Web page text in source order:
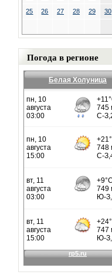
25 26 27 28 29 30
Погода в регионе
Белая Холуница